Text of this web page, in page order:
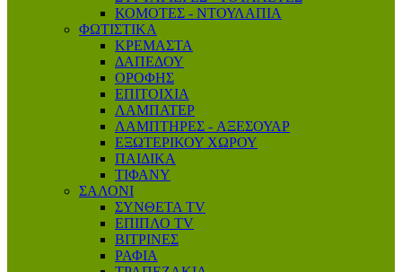
ΚΟΜΟΤΕΣ - ΝΤΟΥΛΑΠΙΑ
ΦΩΤΙΣΤΙΚΑ
ΚΡΕΜΑΣΤΑ
ΔΑΠΕΔΟΥ
ΟΡΟΦΗΣ
ΕΠΙΤΟΙΧΙΑ
ΛΑΜΠΑΤΕΡ
ΛΑΜΠΤΗΡΕΣ - AΞΕΣΟΥΑΡ
ΕΞΩΤΕΡΙΚΟΥ ΧΩΡΟΥ
ΠΑΙΔΙΚΑ
ΤΙΦΑΝΥ
ΣΑΛΟΝΙ
ΣΥΝΘΕΤΑ TV
ΕΠΙΠΛΟ ΤV
ΒΙΤΡΙΝΕΣ
ΡΑΦΙΑ